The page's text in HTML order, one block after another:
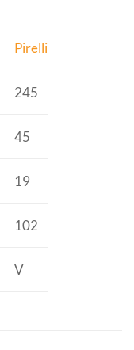
Pirelli
245
45
19
102
V